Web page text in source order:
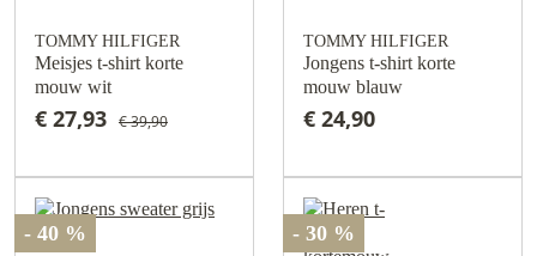
TOMMY HILFIGER
Meisjes t-shirt korte
mouw wit
€ 27,93 € 39,90
TOMMY HILFIGER
Jongens t-shirt korte
mouw blauw
€ 24,90
- 40 % - 30 %